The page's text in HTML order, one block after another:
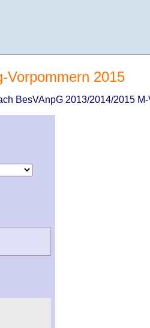
Vorpommern 2015
BesVAnpG 2013/2014/2015